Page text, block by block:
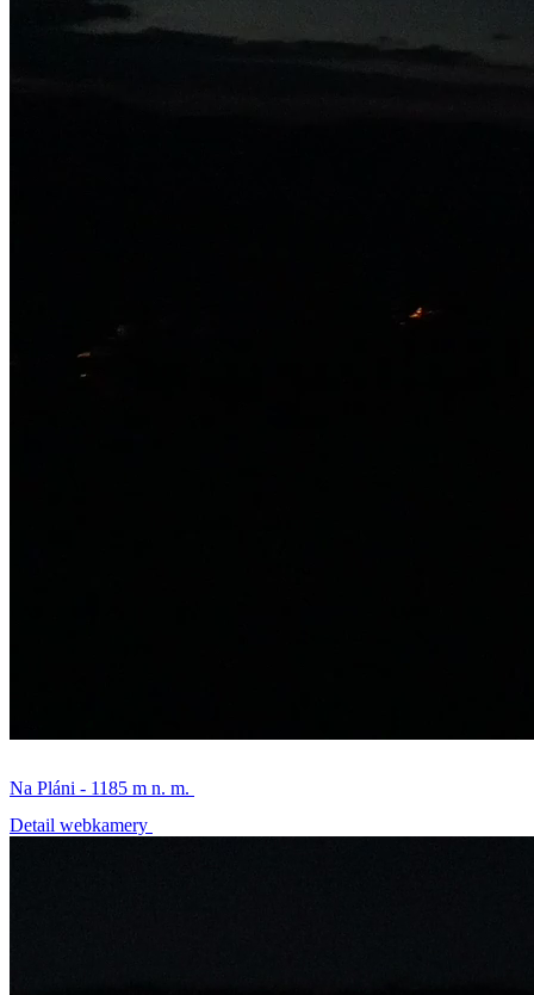
Na Pláni - 1185 m n. m.
Detail webkamery